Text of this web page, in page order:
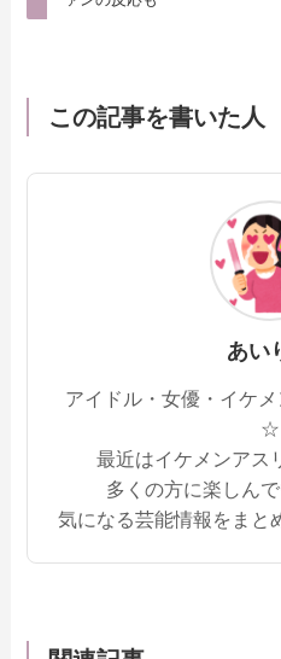
この記事を書いた人
あい
アイドル・女優・イケ
☆
最近はイケメンアス
多くの方に楽しん
気になる芸能情報をまと